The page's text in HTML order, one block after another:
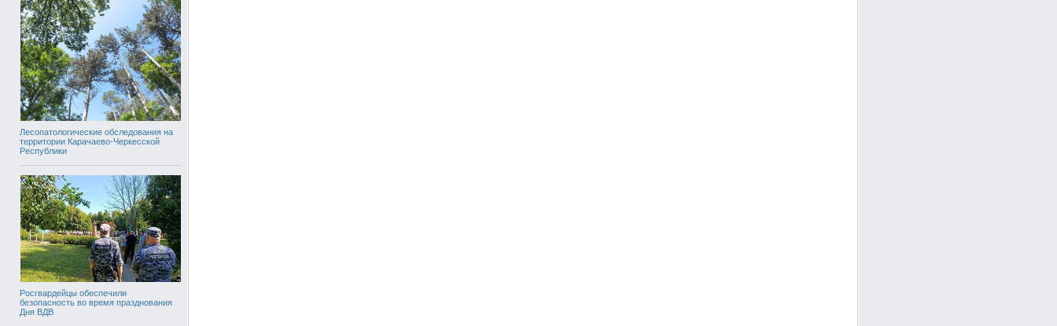
Лесопатологические обследования на
территории Карачаево-Черкесской
Республики
Росгвардейцы обеспечили
безопасность во время празднования
Дня ВДВ